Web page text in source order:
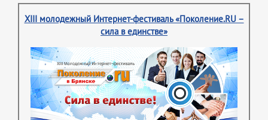
XIII молодежный Интернет-фестиваль «Поколение.RU –
сила в единстве»